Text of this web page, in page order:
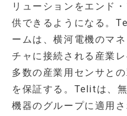
リューションをエンド
供できるようになる。
ームは、横河電機のマ
チャに接続される産業
多数の産業用センサと
を保証する。Telitは、
機器のグループに適用